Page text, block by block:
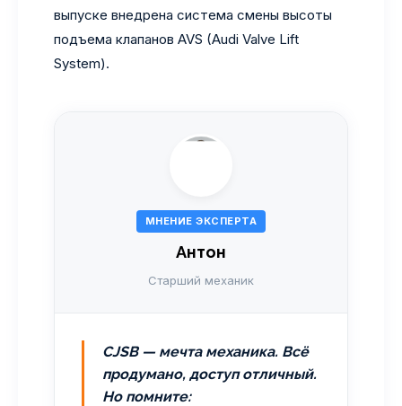
выпуске внедрена система смены высоты
подъема клапанов AVS (Audi Valve Lift
System).
МНЕНИЕ ЭКСПЕРТА
Антон
Старший механик
CJSB — мечта механика. Всё
продумано, доступ отличный.
Но помните: